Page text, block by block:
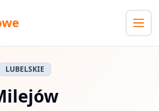
LUBELSKIE